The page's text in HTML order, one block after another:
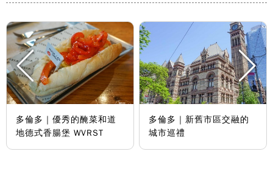
多倫多｜優秀的醃菜和道
地德式香腸堡 WVRST
多倫多｜新舊市區交融的
城市巡禮